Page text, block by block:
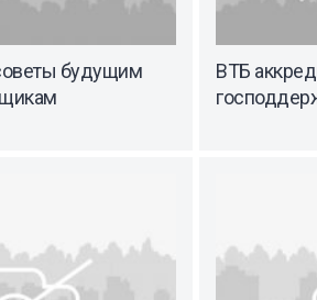
будущим
ВТБ